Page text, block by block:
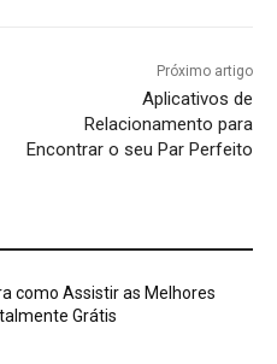
Próximo artigo
Aplicativos de
Relacionamento para
Encontrar o seu Par Perfeito
como Assistir as Melhores
Grátis